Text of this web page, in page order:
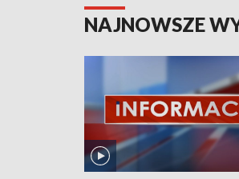
NAJNOWSZE